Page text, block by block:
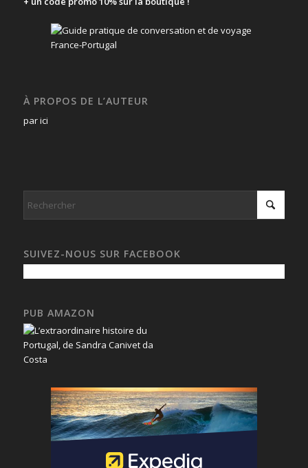
À PROPOS DE L’AUTEUR
par ici
SUIVEZ-NOUS SUR FACEBOOK
PUB AMAZON